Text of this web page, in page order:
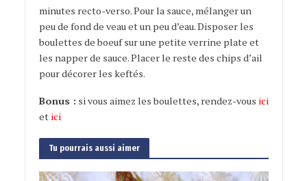
minutes recto-verso. Pour la sauce, mélanger un
peu de fond de veau et un peu d’eau. Disposer les
boulettes de boeuf sur une petite verrine plate et
les napper de sauce. Placer le reste des chips d’ail
pour décorer les keftés.
Bonus : si vous aimez les boulettes, rendez-vous ici
et ici
Tu pourrais aussi aimer